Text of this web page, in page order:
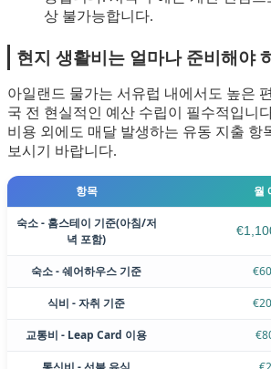
상 불가능합니다.
현지 생활비는 얼마나 준비해야
아일랜드 물가는 서유럽 내에서도 높은
국 전 현실적인 예산 수립이 필수적입니
비용 외에도 매달 발생하는 유동 지출 항
보시기 바랍니다.
항목 월
숙소 - 홈스테이 기준(아침/저
녁 포함)
숙소 - 쉐어하우스 기준
식비 - 자취 기준
교통비 - Leap Card 이용